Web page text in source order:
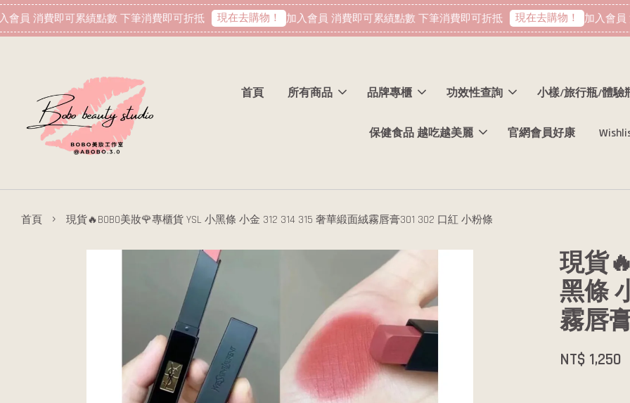
員 消費即可累績點數 下筆消費即可折抵 現在去購物！ 加入會員 消費即可累績點數 下筆消費即可折抵 現在去購物！ 加入會員
首頁 所有商品 品牌專櫃 功效性查詢 小樣/旅行瓶/體驗
保健食品 越吃越美麗 官網會員好康
首頁 › 現貨🔥BOBO美妝🌹專櫃貨 YSL 小黑條 小金 312 314 315 奢華緞面絨霧唇膏301 302 口紅 小粉條
現貨
黑條
霧唇
NT$ 1,250